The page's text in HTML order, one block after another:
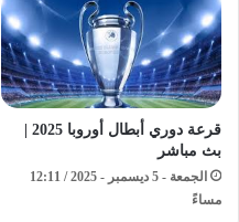
قرعة دوري أبطال أوروبا 2025 |
بث مباشر
الجمعة - 5 ديسمبر - 2025 / 12:11
مساءً